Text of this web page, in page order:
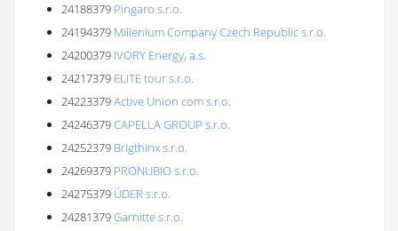
24188379 Pingaro s.r.o.
24194379 Millenium Company Czech Republic s.r.o.
24200379 IVORY Energy, a.s.
24217379 ELITE tour s.r.o.
24223379Active Union com s.r.o.
24246379CAPELLA GROUP s.r.o.
24252379 Brigthinx s.r.o.
24269379 PRONUBIO s.r.o.
24275379 ÚDER s.r.o.
24281379Garnitte s.r.o.